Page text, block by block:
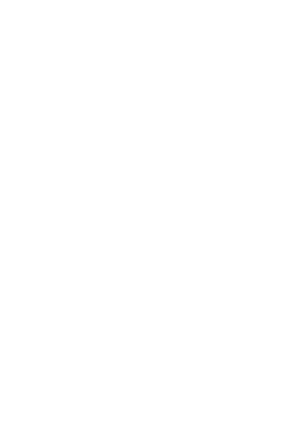
Ob 00.29 so
kateri je prav tako
V nedeljo, 27.
verbalnega spora
udeleženca sta
oba udeleženca
povzročitve
Ob 20.26 so bili
Ormožu. Z